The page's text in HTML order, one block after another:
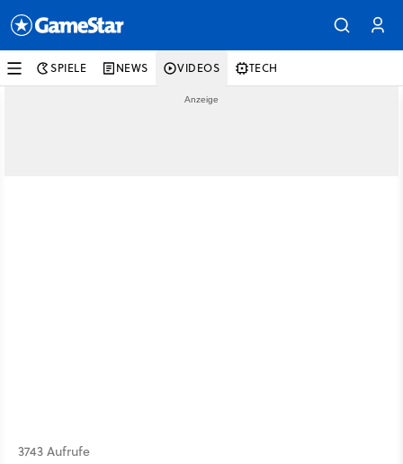
SPIELE NEWS VIDEOS TECH
3743 Aufrufe